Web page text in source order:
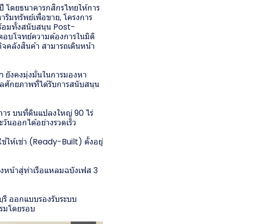
โดยธนาคารกสิกรไทยให้การ
มทรัพย์เพื่อขาย, โครงการ
ร้อมทั้งสนับสนุน Post-
บโจทย์ความต้องการในมิติ
คลังสินค้า สามารถเดินหน้า
ยังคงมุ่งมั่นในการมองหา
ลศักยภาพที่ได้รับการสนับสนุน
ร บนที่ดินแปลงใหญ่ 90 ไร่
นออกได้อย่างรวดเร็ว
ให้เช่า (Ready-Built) ตั้งอยู่
น้าสู่ท่าเรือแหลมฉบังเฟส 3
ออกแบบรองรับระบบ
โดยรอบ